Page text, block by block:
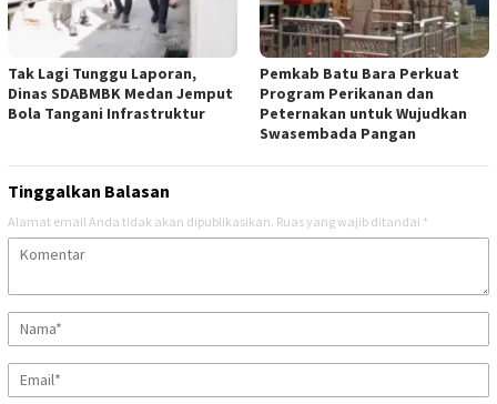
Tak Lagi Tunggu Laporan,
Dinas SDABMBK Medan Jemput
Bola Tangani Infrastruktur
Pemkab Batu Bara Perkuat
Program Perikanan dan
Peternakan untuk Wujudkan
Swasembada Pangan
Tinggalkan Balasan
Alamat email Anda tidak akan dipublikasikan. Ruas yang wajib ditandai *